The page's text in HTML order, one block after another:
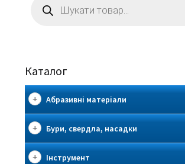
товарів
Каталог
Абразивні матеріали
Бури, свердла, насадки
Інструмент